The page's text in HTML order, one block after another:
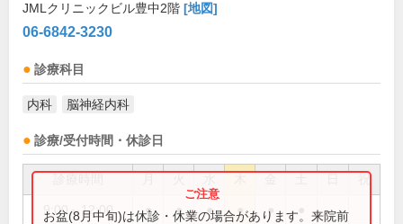
JMLクリニックビル豊中2階 [地図]
06-6842-3230
診療科目
内科 脳神経内科
診療/受付時間・休診日
祝
9:00～12:00 ● ● ● ● ●
お盆(8月中旬)は休診・休業の場合があります。来院前